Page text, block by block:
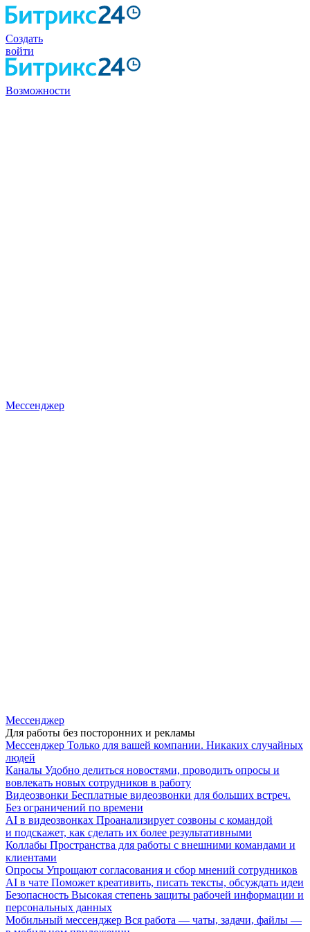
Создать
войти
Возможности
Мессенджер
Мессенджер
Для работы без посторонних и рекламы
Мессенджер Только для вашей компании. Никаких случайных
людей
Каналы Удобно делиться новостями, проводить опросы и
вовлекать новых сотрудников в работу
Видеозвонки Бесплатные видеозвонки для больших встреч.
Без ограничений по времени
AI в видеозвонках Проанализирует созвоны с командой
и подскажет, как сделать их более результативными
Коллабы Пространства для работы с внешними командами и
клиентами
Опросы Упрощают согласования и сбор мнений сотрудников
AI в чате Поможет креативить, писать тексты, обсуждать идеи
Безопасность Высокая степень защиты рабочей информации и
персональных данных
Мобильный мессенджер Вся работа — чаты, задачи, файлы —